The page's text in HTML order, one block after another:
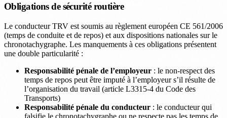
Obligations de sécurité routière
Le conducteur TRV est soumis au règlement européen CE 561/2006
(temps de conduite et de repos) et aux dispositions nationales sur le
chronotachygraphe. Les manquements à ces obligations présentent
une double particularité :
Responsabilité pénale de l’employeur : le non-respect des
temps de repos peut être imputé à l’employeur s’il résulte de
l’organisation du travail (article L3315-4 du Code des
Transports)
Responsabilité pénale du conducteur : le conducteur qui
falsifie le chronotachygraphe ou ne respecte pas les temps de